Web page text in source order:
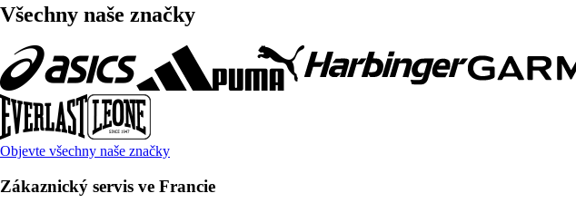
Všechny naše značky
Objevte všechny naše značky
Zákaznický servis ve Francie